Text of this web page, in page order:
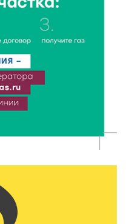
Витебск своей
и
Тверскую
«Земля